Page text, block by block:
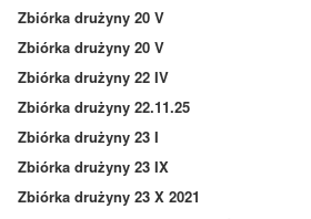
Zbiórka drużyny 20 V
Zbiórka drużyny 20 V
Zbiórka drużyny 22 IV
Zbiórka drużyny 22.11.25
Zbiórka drużyny 23 I
Zbiórka drużyny 23 IX
Zbiórka drużyny 23 X 2021